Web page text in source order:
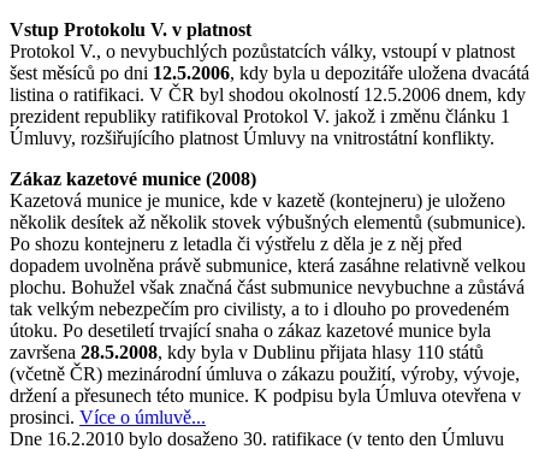
Vstup Protokolu V. v platnost
Protokol V., o nevybuchlých pozůstatcích války, vstoupí v platnost
šest měsíců po dni 12.5.2006, kdy byla u depozitáře uložena dvacátá
listina o ratifikaci. V ČR byl shodou okolností 12.5.2006 dnem, kdy
prezident republiky ratifikoval Protokol V. jakož i změnu článku 1
Úmluvy, rozšiřujícího platnost Úmluvy na vnitrostátní konflikty.
Zákaz kazetové munice (2008)
Kazetová munice je munice, kde v kazetě (kontejneru) je uloženo
několik desítek až několik stovek výbušných elementů (submunice).
Po shozu kontejneru z letadla či výstřelu z děla je z něj před
dopadem uvolněna právě submunice, která zasáhne relativně velkou
plochu. Bohužel však značná část submunice nevybuchne a zůstává
tak velkým nebezpečím pro civilisty, a to i dlouho po provedeném
útoku. Po desetiletí trvající snaha o zákaz kazetové munice byla
završena 28.5.2008, kdy byla v Dublinu přijata hlasy 110 států
(včetně ČR) mezinárodní úmluva o zákazu použití, výroby, vývoje,
držení a přesunech této munice. K podpisu byla Úmluva otevřena v
prosinci. Více o úmluvě...
Dne 16.2.2010 bylo dosaženo 30. ratifikace (v tento den Úmluvu